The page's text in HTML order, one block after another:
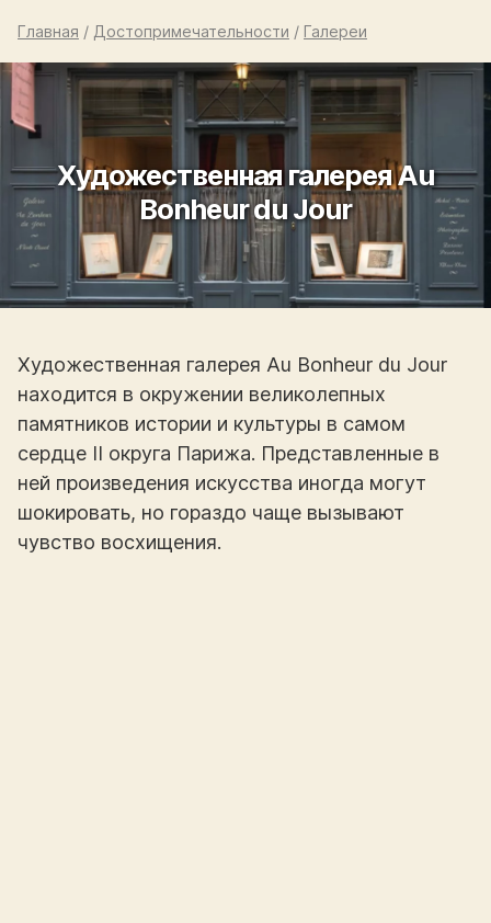
Главная / Достопримечательности / Галереи
Художественная галерея Au
Bonheur du Jour
Художественная галерея Au Bonheur du Jour
находится в окружении великолепных
памятников истории и культуры в самом
сердце II округа Парижа. Представленные в
ней произведения искусства иногда могут
шокировать, но гораздо чаще вызывают
чувство восхищения.